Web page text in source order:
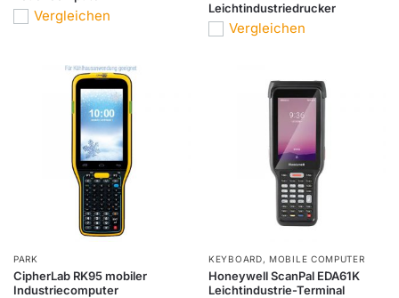
Vergleichen
Leichtindustriedrucker
Vergleichen
PARK
CipherLab RK95 mobiler
Industriecomputer
KEYBOARD,MOBILE COMPUTER
Honeywell ScanPal EDA61K
Leichtindustrie-Terminal